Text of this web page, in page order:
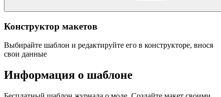
Конструктор макетов
Выбирайте шаблон и редактируйте его в конструкторе, внося
свои данные
Информация о шаблоне